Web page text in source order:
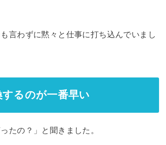
言わずに黙々と仕事に打ち込んでいまし
るのが一番早い
たの？」と聞きました。